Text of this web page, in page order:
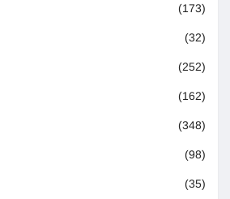
(173)
(32)
(252)
(162)
(348)
(98)
(35)